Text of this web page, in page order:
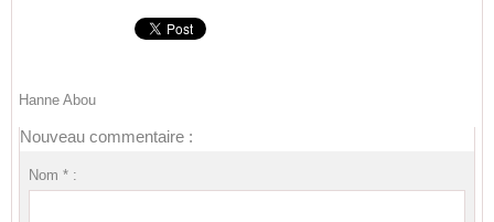
Hanne Abou
Nouveau commentaire :
Nom * :